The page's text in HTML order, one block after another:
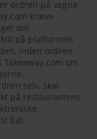
ordren på vegne
kræve
om
på platformen
inden ordren
om
selv, skal
på restaurantens
Eat